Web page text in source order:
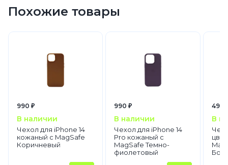
Похожие товары
990 ₽
В наличии
Чехол для iPhone 14
кожаный с MagSafe
Коричневый
990 ₽
В наличии
Чехол для iPhone 14
Pro кожаный с
MagSafe Темно-
фиолетовый
490
В